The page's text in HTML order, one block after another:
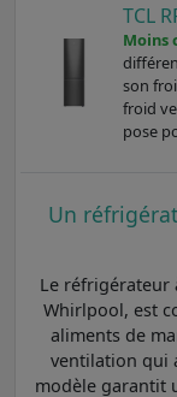
TCL
Moins
son
froid
pose
Un
Le réfrigérateur
Whirlpool, est
aliments de
ventilation qui
modèle garantit